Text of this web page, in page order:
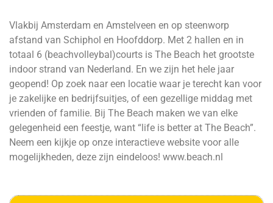
Vlakbij Amsterdam en Amstelveen en op steenworp
afstand van Schiphol en Hoofddorp. Met 2 hallen en in
totaal 6 (beachvolleybal)courts is The Beach het grootste
indoor strand van Nederland. En we zijn het hele jaar
geopend! Op zoek naar een locatie waar je terecht kan voor
je zakelijke en bedrijfsuitjes, of een gezellige middag met
vrienden of familie. Bij The Beach maken we van elke
gelegenheid een feestje, want “life is better at The Beach”.
Neem een kijkje op onze interactieve website voor alle
mogelijkheden, deze zijn eindeloos! www.beach.nl